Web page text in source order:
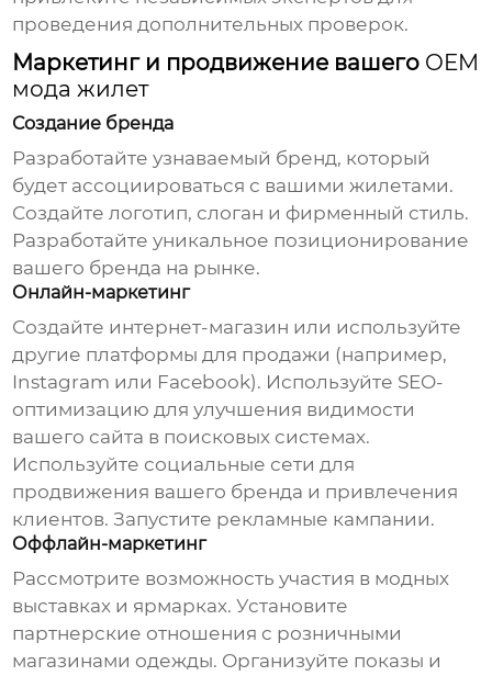
проведения дополнительных проверок.
Маркетинг и продвижение вашего OEM
мода жилет
Создание бренда
Разработайте узнаваемый бренд, который
будет ассоциироваться с вашими жилетами.
Создайте логотип, слоган и фирменный стиль.
Разработайте уникальное позиционирование
вашего бренда на рынке.
Онлайн-маркетинг
Создайте интернет-магазин или используйте
другие платформы для продажи (например,
Instagram или Facebook). Используйте SEO-
оптимизацию для улучшения видимости
вашего сайта в поисковых системах.
Используйте социальные сети для
продвижения вашего бренда и привлечения
клиентов. Запустите рекламные кампании.
Оффлайн-маркетинг
Рассмотрите возможность участия в модных
выставках и ярмарках. Установите
партнерские отношения с розничными
магазинами одежды. Организуйте показы и